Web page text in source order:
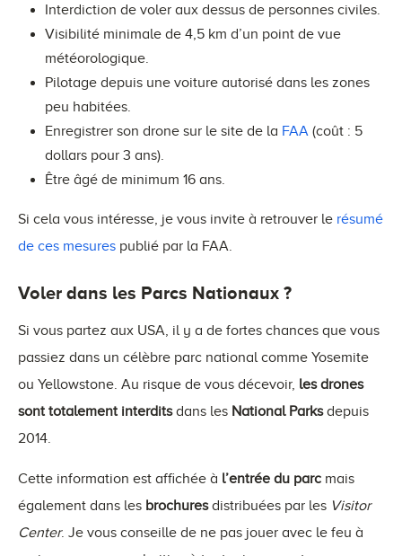
Interdiction de voler aux dessus de personnes civiles.
Visibilité minimale de 4,5 km d’un point de vue
météorologique.
Pilotage depuis une voiture autorisé dans les zones
peu habitées.
Enregistrer son drone sur le site de la FAA (coût : 5
dollars pour 3 ans).
Être âgé de minimum 16 ans.
Si cela vous intéresse, je vous invite à retrouver le résumé
de ces mesures publié par la FAA.
Voler dans les Parcs Nationaux ?
Si vous partez aux USA, il y a de fortes chances que vous
passiez dans un célèbre parc national comme Yosemite
ou Yellowstone. Au risque de vous décevoir, les drones
sont totalement interditsdans les National Parksdepuis
2014.
Cette information est affichée à l’entrée du parc mais
également dans les brochuresdistribuées par les Visitor
Center. Je vous conseille de ne pas jouer avec le feu à